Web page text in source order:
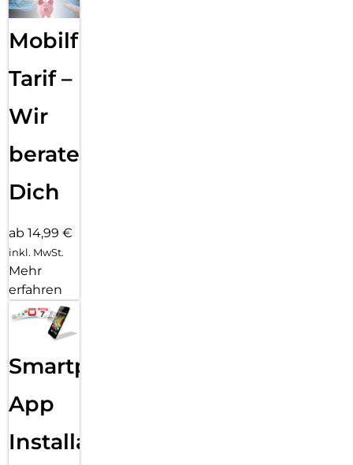
Mobilfunk
Tarif –
Wir
beraten
Dich
ab 14,99 €
inkl. MwSt.
Mehr
erfahren
Smartphone
App
Installation